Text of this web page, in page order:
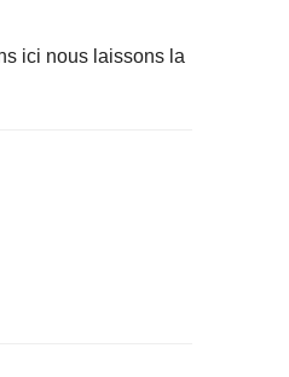
ici nous laissons la